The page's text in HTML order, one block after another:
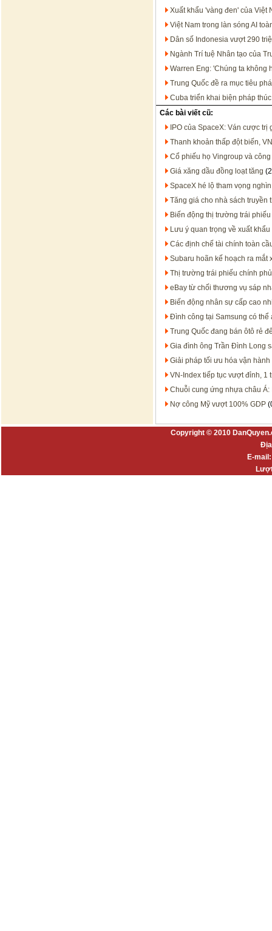
Xuất khẩu 'vàng đen' của Việt
Việt Nam trong làn sóng AI
Dân số Indonesia vượt 290
Ngành Trí tuệ Nhân tạo của
Warren Eng: 'Chúng ta không
Trung Quốc đề ra mục tiêu
Cuba triển khai biện pháp
Các bài viết cũ:
IPO của SpaceX: Ván cược
Thanh khoản thấp đột biến,
Cổ phiếu họ Vingroup và
Giá xăng dầu đồng loạt tăng
SpaceX hé lộ tham vọng
Tăng giá cho nhà sách
Biến động thị trường trái
Lưu ý quan trọng về xuất
Các định chế tài chính toàn
Subaru hoãn kế hoạch ra mắt
Thị trường trái phiếu chính
eBay từ chối thương vụ sáp
Biến động nhân sự cấp cao
Đình công tại Samsung có
Trung Quốc đang bán ôtô rẻ
Gia đình ông Trần Đình Long
Giải pháp tối ưu hóa vận
VN-Index tiếp tục vượt đỉnh, 1
Chuỗi cung ứng nhựa châu
Nợ công Mỹ vượt 100% GDP
Copyright © 2010
E-